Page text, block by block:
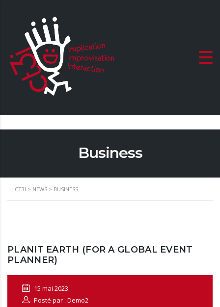
Business
CT3I > NEWS > BUSINESS
PLANIT EARTH (FOR A GLOBAL EVENT
PLANNER)
15 mai 2023
Posté par : Demo2